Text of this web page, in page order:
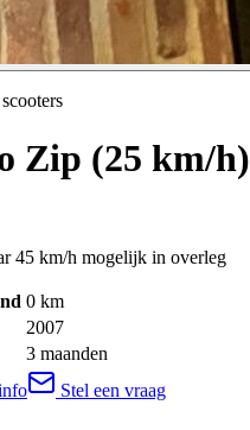
Zip (25 km/h)
45 km/h mogelijk in overleg
0 km
2007
3 maanden
Stel een vraag